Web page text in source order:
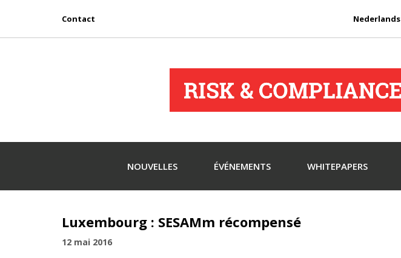
Contact Nederlands
NOUVELLES ÉVÉNEMENTS WHITEPAPERS
Luxembourg : SESAMm récompensé
12 mai 2016